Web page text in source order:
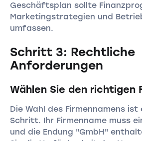
Geschäftsplan sollte
Marketingstrategien und
umfassen.
Schritt 3: Rechtliche
Anforderungen
Wählen Sie den richtigen
Die Wahl des Firmennamens
Schritt. Ihr Firmenname muss
und die Endung "GmbH"